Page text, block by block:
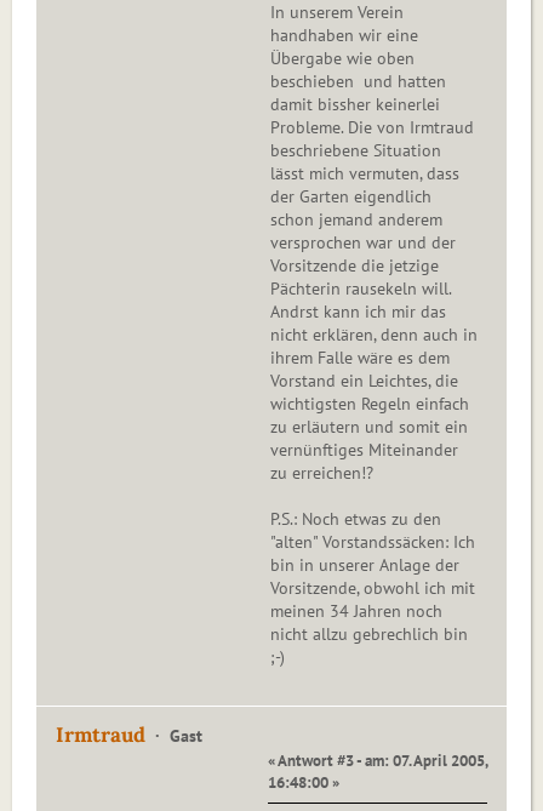
In unserem Verein
handhaben wir eine
Übergabe wie oben
beschieben und hatten
damit bissher keinerlei
Probleme. Die von Irmtraud
beschriebene Situation
lässt mich vermuten, dass
der Garten eigendlich
schon jemand anderem
versprochen war und der
Vorsitzende die jetzige
Pächterin rausekeln will.
Andrst kann ich mir das
nicht erklären, denn auch in
ihrem Falle wäre es dem
Vorstand ein Leichtes, die
wichtigsten Regeln einfach
zu erläutern und somit ein
vernünftiges Miteinander
zu erreichen!?
P.S.: Noch etwas zu den
"alten" Vorstandssäcken: Ich
bin in unserer Anlage der
Vorsitzende, obwohl ich mit
meinen 34 Jahren noch
nicht allzu gebrechlich bin
;-)
Irmtraud Gast
« Antwort #3 - am: 07. April 2005,
16:48:00 »